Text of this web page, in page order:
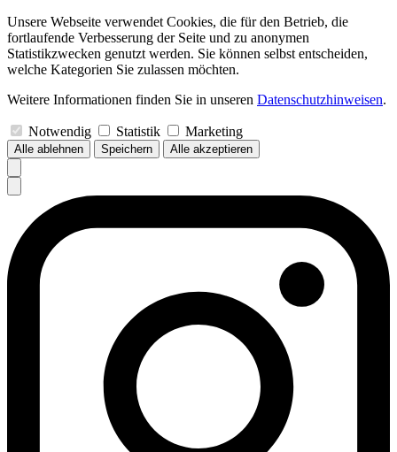
Unsere Webseite verwendet Cookies, die für den Betrieb, die
fortlaufende Verbesserung der Seite und zu anonymen
Statistikzwecken genutzt werden. Sie können selbst entscheiden,
welche Kategorien Sie zulassen möchten.
Weitere Informationen finden Sie in unseren Datenschutzhinweisen.
Notwendig Statistik Marketing
Alle ablehnen Speichern Alle akzeptieren